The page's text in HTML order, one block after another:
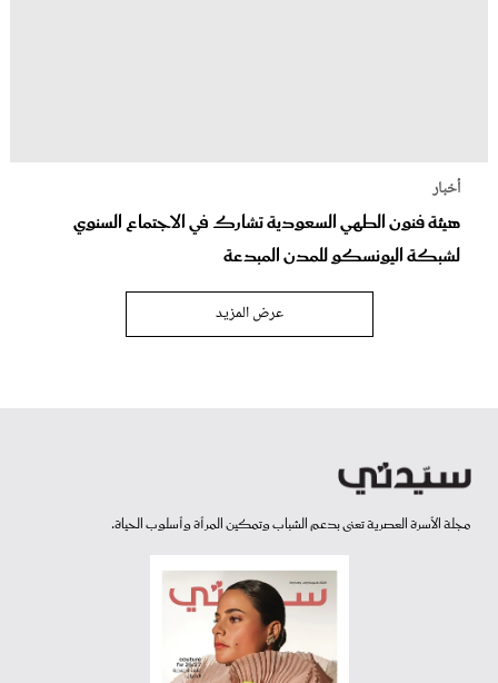
أخبار
هيئة فنون الطهي السعودية تشارك في الاجتماع السنوي
لشبكة اليونسكو للمدن المبدعة
عرض المزيد
مجلة الأسرة العصرية تعنى بدعم الشباب وتمكين المرأة وأسلوب الحياة.